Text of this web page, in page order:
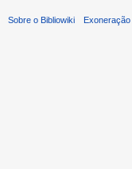
Sobre o Bibliowiki